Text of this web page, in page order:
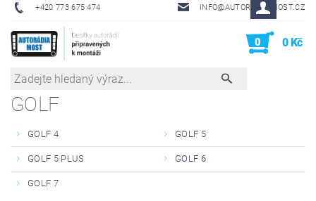
+420 773 675 474 INFO@AUTORADIA-MOST.CZ
0 0 Kč
GOLF
GOLF 4 GOLF 5
GOLF 5 PLUS GOLF 6
GOLF 7